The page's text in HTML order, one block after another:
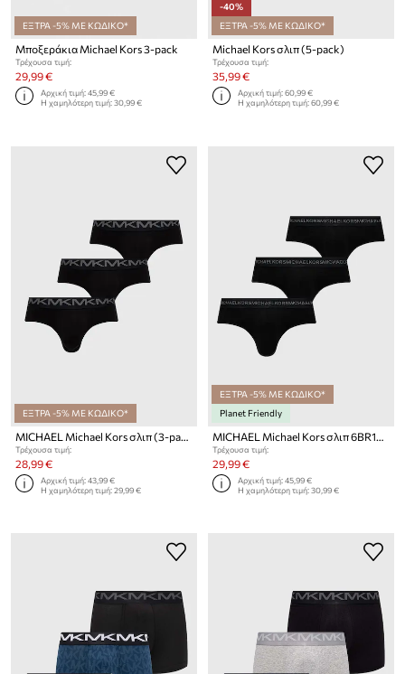
ΕΞΤΡΑ -5% ΜΕ ΚΩΔΙΚΟ*
Μποξεράκια Michael Kors 3-pack
Τρέχουσα τιμή:
29,99 €
Αρχική τιμή:45,99 €
Η χαμηλότερη τιμή:30,99 €
-40%
ΕΞΤΡΑ -5% ΜΕ ΚΩΔΙΚΟ*
Michael Kors σλιπ (5-pack)
Τρέχουσα τιμή:
35,99 €
Αρχική τιμή:60,99 €
Η χαμηλότερη τιμή:60,99 €
ΕΞΤΡΑ -5% ΜΕ ΚΩΔΙΚΟ*
MICHAEL Michael Kors σλιπ (3-pack)
Τρέχουσα τιμή:
28,99 €
Αρχική τιμή:43,99 €
Η χαμηλότερη τιμή:29,99 €
ΕΞΤΡΑ -5% ΜΕ ΚΩΔΙΚΟ*
Planet Friendly
MICHAEL Michael Kors σλιπ 6BR1N20773 (3-pack)
Τρέχουσα τιμή:
29,99 €
Αρχική τιμή:45,99 €
Η χαμηλότερη τιμή:30,99 €